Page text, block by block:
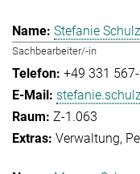
Stefanie
Sachbearbeiter/-in
+49 331
Z-1.063
Verwaltung